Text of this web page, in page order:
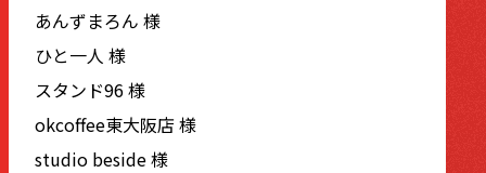
あんずまろん 様
ひと一人 様
スタンド96 様
okcoffee東大阪店 様
studio beside 様